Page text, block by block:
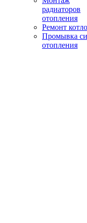
радиаторов
отопления
Ремонт
Промывка
отопления